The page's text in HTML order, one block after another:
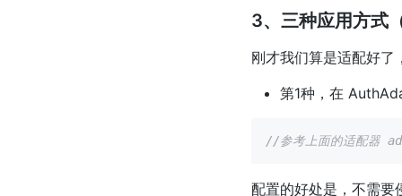
3、三种应用方式
刚才我们算是适配好了
第1种，在
//参考上面的适配器
配置的好处是，不需要